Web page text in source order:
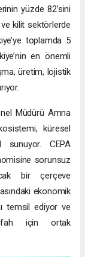
yüzde 82’sini
ve kilit sektörlerde
toplamda 5
en önemli
üretim, lojistik
Müdürü Amna
küresel
CEPA
sorunsuz
bir çerçeve
ekonomik
temsil ediyor ve
için ortak